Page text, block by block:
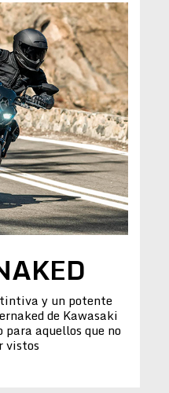
y un potente
de Kawasaki
aquellos que no
vistos